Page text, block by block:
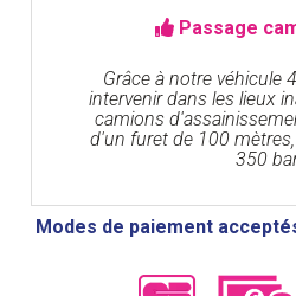
Passage
Grâce à notre véhicule
intervenir dans les lieux
camions
d'un furet de 100
350
Modes de paiement